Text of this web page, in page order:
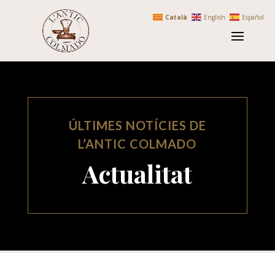
ÚLTIMES NOTÍCIES DE
L’ANTIC COLMADO
Actualitat
Català English Español